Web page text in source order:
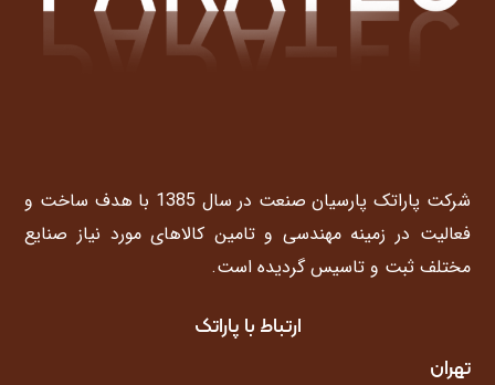
شرکت پاراتک پارسیان صنعت در سال 1385 با هدف ساخت و
فعالیت در زمینه مهندسی و تامین کالاهای مورد نیاز صنایع
مختلف ثبت و تاسیس گردیده است.
ارتباط با پاراتک
تهران